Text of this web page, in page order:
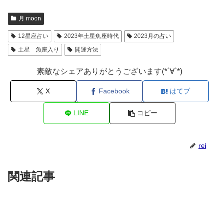
月 moon
12星座占い 2023年土星魚座時代
2023月の占い
土星 魚座入り
開運方法
素敵なシェアありがとうございます(*´∀`*)
X Facebook はてブ
LINE コピー
rei
関連記事